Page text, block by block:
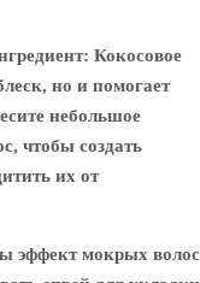
: Кокосовое
но и помогает
небольшое
чтобы создать
их от
эффект мокрых волос